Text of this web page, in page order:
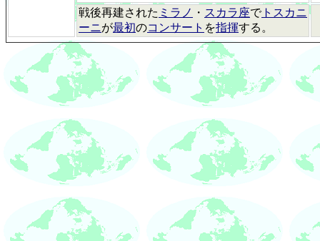
戦後再建された ミラノ ・ スカラ座でトスカニ
ーニが最初のコンサート を指揮する。